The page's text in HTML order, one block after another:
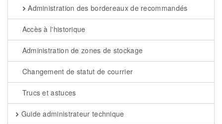
Administration des bordereaux de recommandés
Accès à l'historique
Administration de zones de stockage
Changement de statut de courrier
Trucs et astuces
Guide administrateur technique